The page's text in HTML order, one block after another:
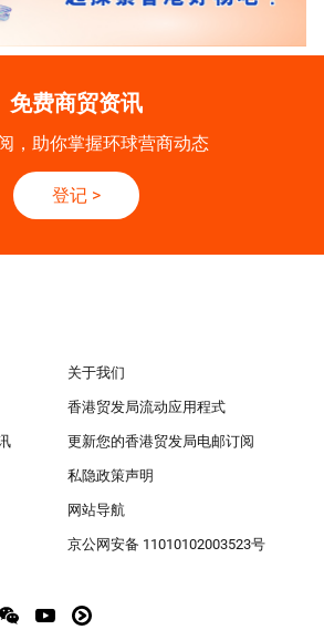
免费商贸资讯
，助你掌握环球营商动态
登记 >
关于我们
香港贸发局流动应用程式
更新您的香港贸发局电邮订阅
私隐政策声明
网站导航
京公网安备 11010102003523号